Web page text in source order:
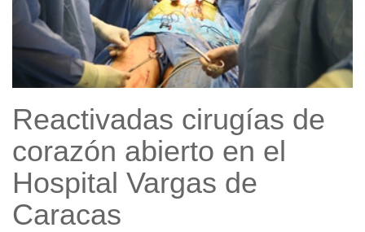
Reactivadas cirugías de
corazón abierto en el
Hospital Vargas de
Caracas